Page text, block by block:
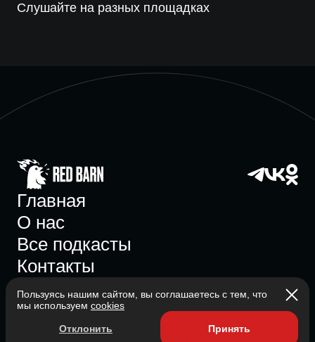
Слушайте на разных площадках
Главная
О нас
Все подкасты
Контакты
Состоит в ассоциации с 2023
Пользуясь нашим сайтом, вы соглашаетесь с тем, что
мы используем cookies
Отклонить Принять